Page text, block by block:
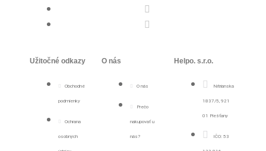
Užitočné odkazy
Obchodné
podmienky
Ochrana
osobných
O nás
O nás
Prečo
nakupovať u
nás?
Helpo. s.r.o.
Nitrianska
1837/5, 921
01 Piešťany
IČO: 53